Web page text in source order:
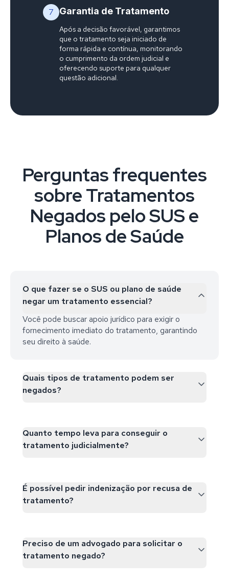
7 Garantia de Tratamento
Após a decisão favorável, garantimos
que o tratamento seja iniciado de
forma rápida e contínua, monitorando
o cumprimento da ordem judicial e
oferecendo suporte para qualquer
questão adicional.
Perguntas frequentes
sobre Tratamentos
Negados pelo SUS e
Planos de Saúde
O que fazer se o SUS ou plano de saúde
negar um tratamento essencial?
Você pode buscar apoio jurídico para exigir o
fornecimento imediato do tratamento, garantindo
seu direito à saúde.
Quais tipos de tratamento podem ser
negados?
Quanto tempo leva para conseguir o
tratamento judicialmente?
É possível pedir indenização por recusa de
tratamento?
Preciso de um advogado para solicitar o
tratamento negado?